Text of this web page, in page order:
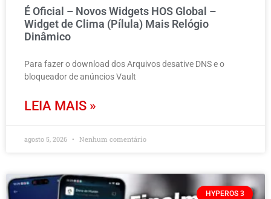
É Oficial – Novos Widgets HOS Global –
Widget de Clima (Pílula) Mais Relógio
Dinâmico
Para fazer o download dos Arquivos desative DNS e o
bloqueador de anúncios Vault
LEIA MAIS »
agosto 5, 2026 Nenhum comentário
HYPEROS 3